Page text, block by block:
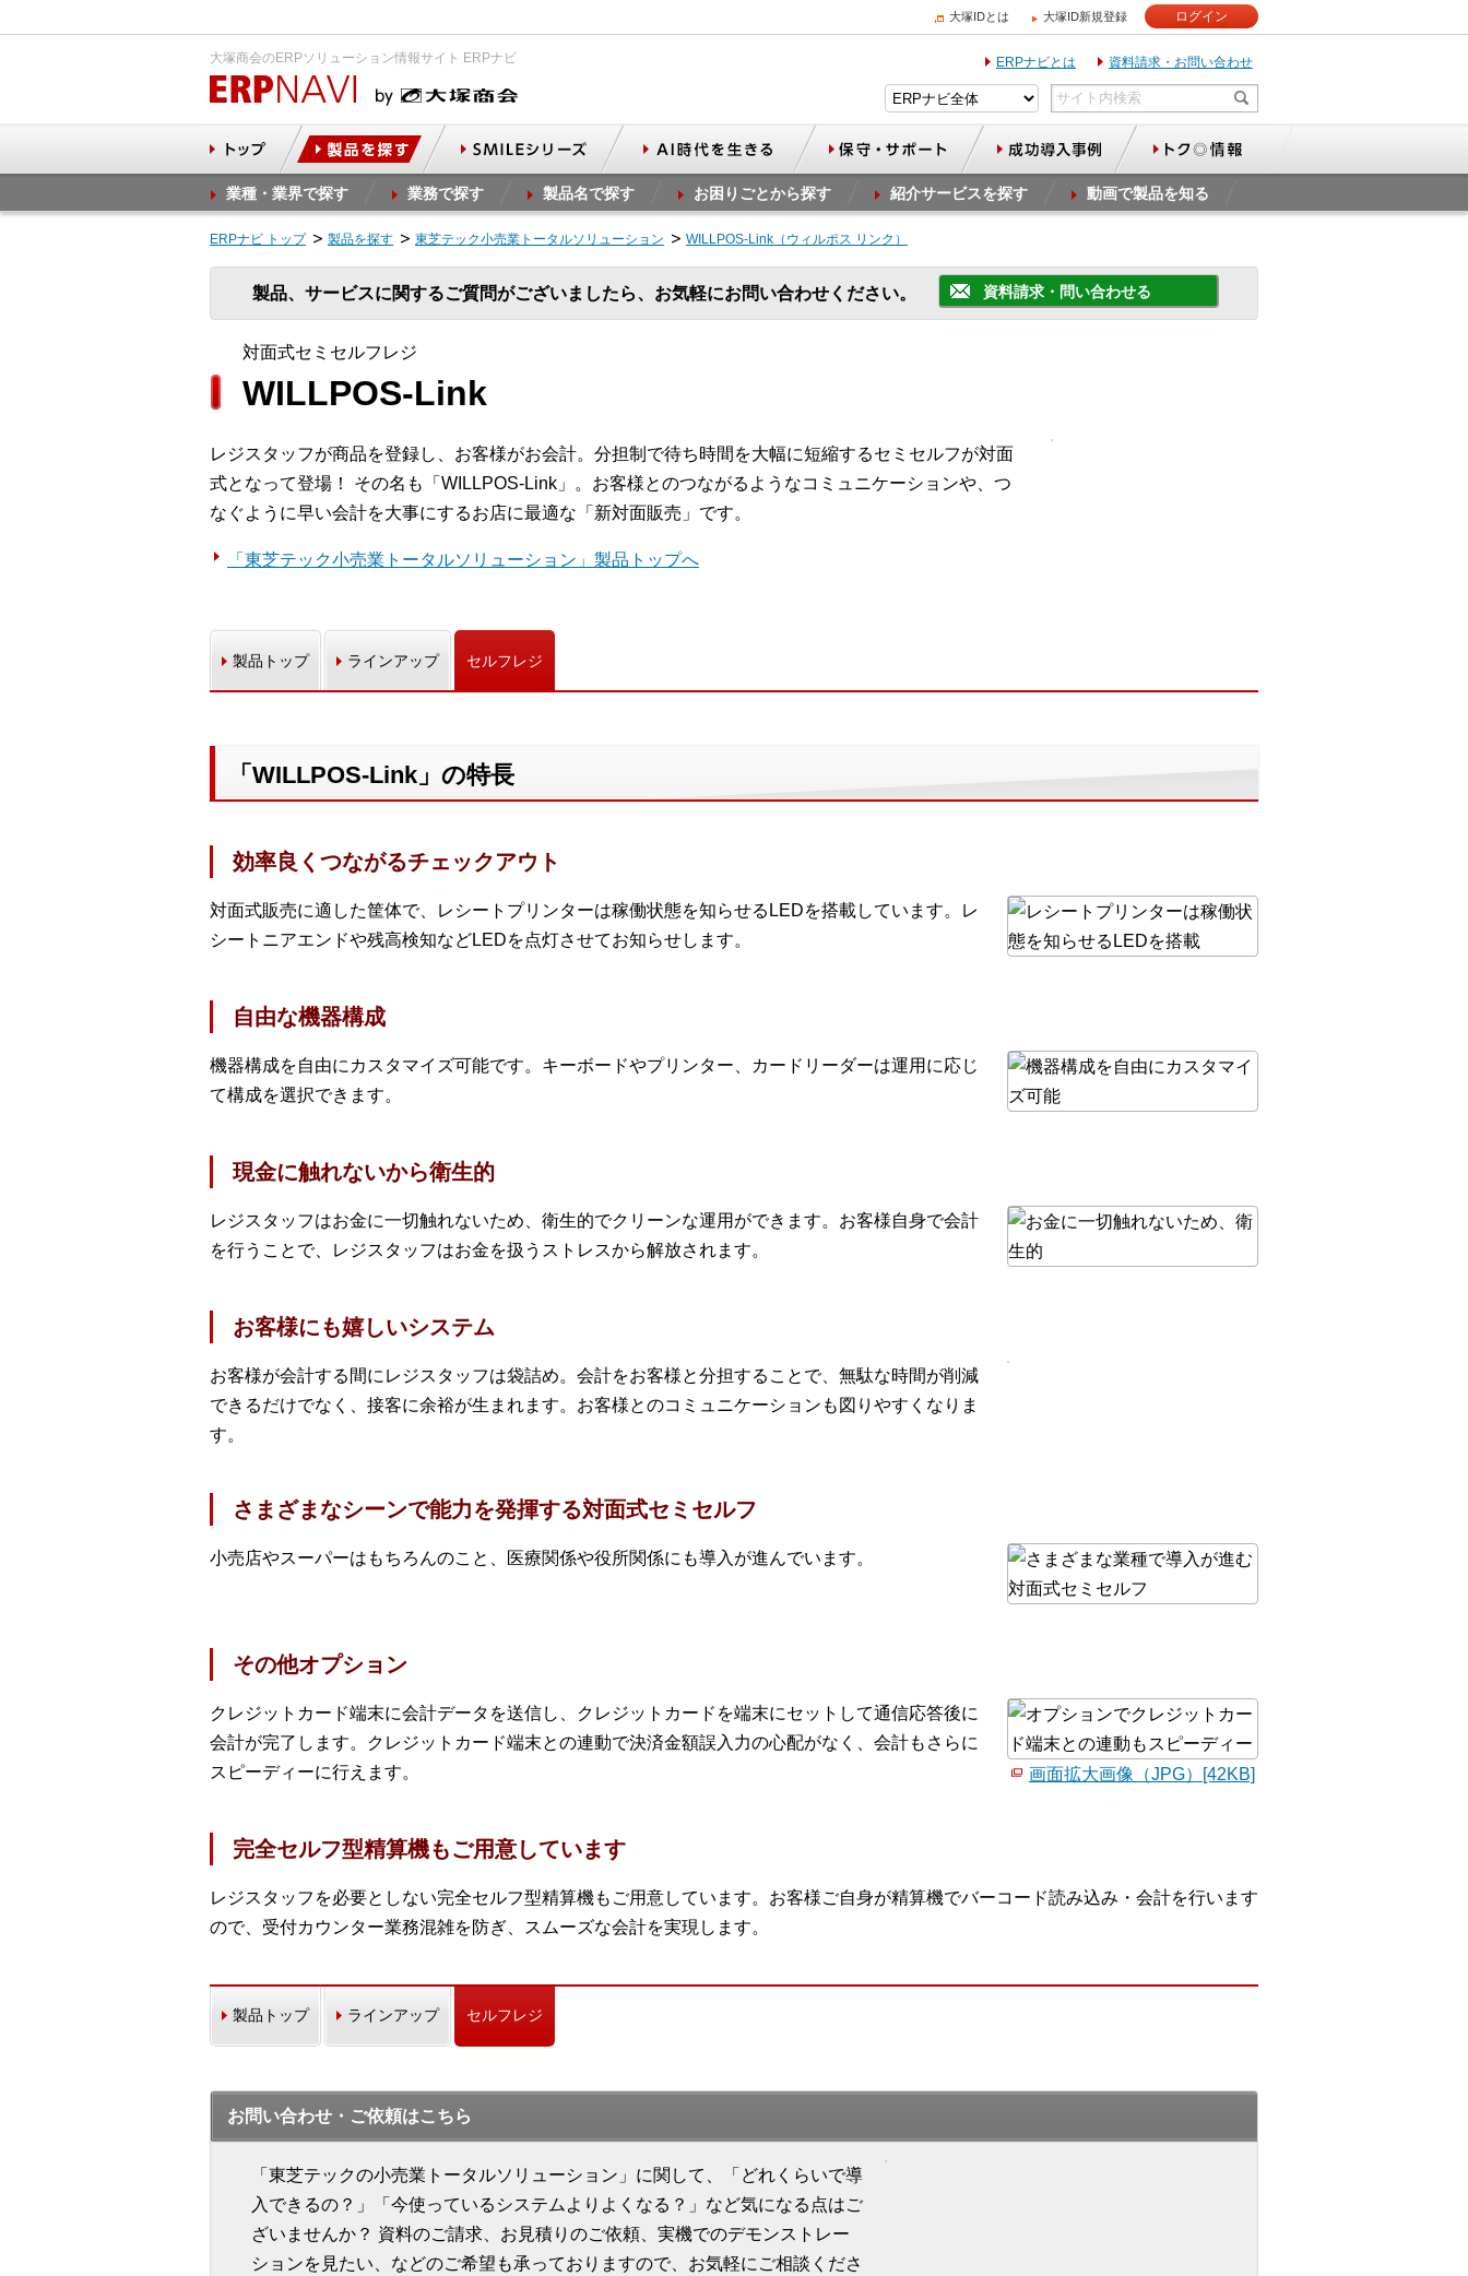
大塚IDとは 大塚ID新規登録 ログイン
大塚商会のERPソリューション情報サイト ERPナビ ERPナビとは 資料請求・お問い合わせ
業種・業界で探す 業務で探す 製品名で探す お困りごとから探す 紹介サービスを探す 動画で製品を知る
ERPナビ トップ 製品を探す 東芝テック小売業トータルソリューション WILLPOS-Link（ウィルポス リンク）
製品、サービスに関するご質問がございましたら、お気軽にお問い合わせください。 資料請求・問い合わせる
対面式セミセルフレジ
WILLPOS-Link
レジスタッフが商品を登録し、お客様がお会計。分担制で待ち時間を大幅に短縮するセミセルフが対面
式となって登場！ その名も「WILLPOS-Link」。お客様とのつながるようなコミュニケーションや、つ
なぐように早い会計を大事にするお店に最適な「新対面販売」です。
「東芝テック小売業トータルソリューション」製品トップへ
製品トップ ラインアップ セルフレジ
「WILLPOS-Link」の特長
効率良くつながるチェックアウト
対面式販売に適した筐体で、レシートプリンターは稼働状態を知らせるLEDを搭載しています。レ
シートニアエンドや残高検知などLEDを点灯させてお知らせします。
自由な機器構成
機器構成を自由にカスタマイズ可能です。キーボードやプリンター、カードリーダーは運用に応じ
て構成を選択できます。
現金に触れないから衛生的
レジスタッフはお金に一切触れないため、衛生的でクリーンな運用ができます。お客様自身で会計
を行うことで、レジスタッフはお金を扱うストレスから解放されます。
お客様にも嬉しいシステム
お客様が会計する間にレジスタッフは袋詰め。会計をお客様と分担することで、無駄な時間が削減
できるだけでなく、接客に余裕が生まれます。お客様とのコミュニケーションも図りやすくなりま
す。
さまざまなシーンで能力を発揮する対面式セミセルフ
小売店やスーパーはもちろんのこと、医療関係や役所関係にも導入が進んでいます。
その他オプション
クレジットカード端末に会計データを送信し、クレジットカードを端末にセットして通信応答後に
会計が完了します。クレジットカード端末との連動で決済金額誤入力の心配がなく、会計もさらに
スピーディーに行えます。
画面拡大画像（JPG）[42KB]
完全セルフ型精算機もご用意しています
レジスタッフを必要としない完全セルフ型精算機もご用意しています。お客様ご自身が精算機でバーコード読み込み・会計を行います
ので、受付カウンター業務混雑を防ぎ、スムーズな会計を実現します。
製品トップ ラインアップ セルフレジ
お問い合わせ・ご依頼はこちら
「東芝テックの小売業トータルソリューション」に関して、「どれくらいで導
入できるの？」「今使っているシステムよりよくなる？」など気になる点はご
ざいませんか？ 資料のご請求、お見積りのご依頼、実機でのデモンストレー
ションを見たい、などのご希望も承っておりますので、お気軽にご相談くださ